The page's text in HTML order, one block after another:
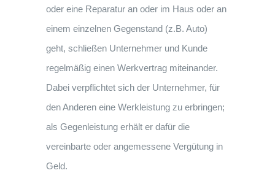
oder eine Reparatur an oder im Haus oder an
einem einzelnen Gegenstand (z.B. Auto)
geht, schließen Unternehmer und Kunde
regelmäßig einen Werkvertrag miteinander.
Dabei verpflichtet sich der Unternehmer, für
den Anderen eine Werkleistung zu erbringen;
als Gegenleistung erhält er dafür die
vereinbarte oder angemessene Vergütung in
Geld.